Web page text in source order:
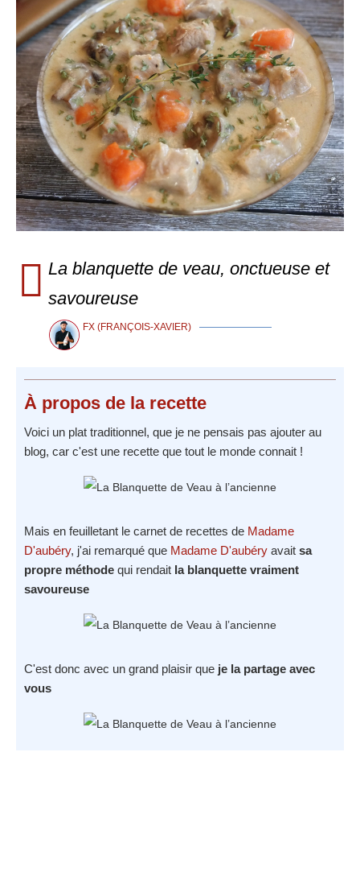
La blanquette de veau, onctueuse et
savoureuse
FX (FRANÇOIS-XAVIER)
À propos de la recette
Voici un plat traditionnel, que je ne pensais pas ajouter au
blog, car c'est une recette que tout le monde connait !
Mais en feuilletant le carnet de recettes de Madame
D'aubéry, j'ai remarqué que Madame D'aubéry avait sa
propre méthode qui rendait la blanquette vraiment
savoureuse
C'est donc avec un grand plaisir que je la partage avec
vous